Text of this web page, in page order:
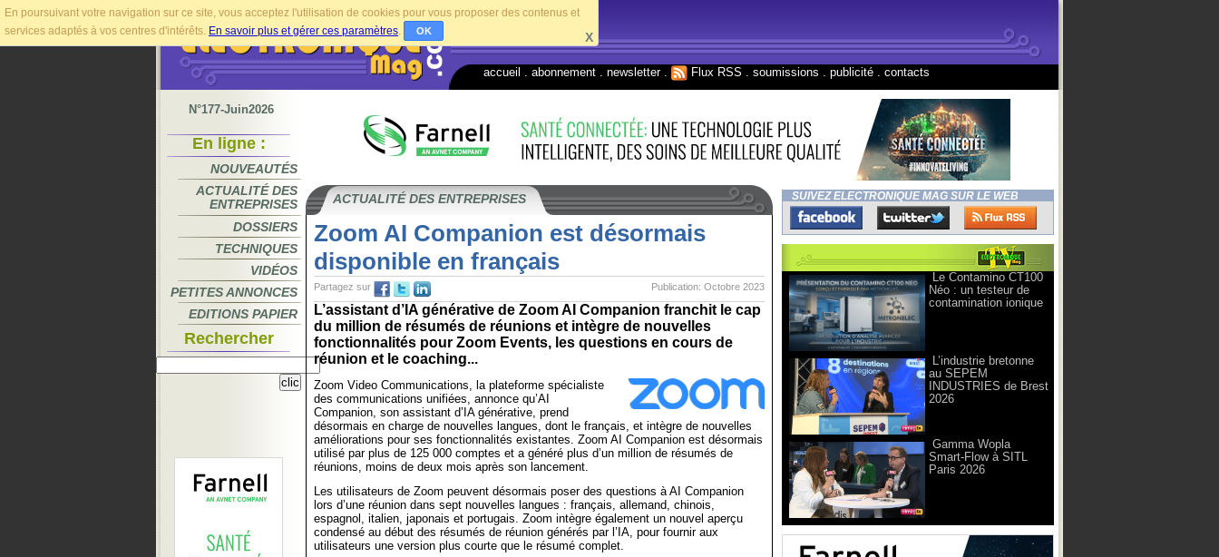
En poursuivant votre navigation sur ce site, vous acceptez l'utilisation de cookies pour vous proposer des contenus et
services adaptés à vos centres d'intérêts. En savoir plus et gérer ces paramètres. OK X
accueil abonnement newsletter. Flux RSS soumissions publicité contacts
N°177-Juin2026
En ligne :
NOUVEAUTÉS
ACTUALITÉ DES
ENTREPRISES
DOSSIERS
TECHNIQUES
VIDÉOS
PETITES ANNONCES
EDITIONS PAPIER
Rechercher
ACTUALITÉ DES ENTREPRISES
Zoom AI Companion est désormais
disponible en français
Publication: Octobre 2023
Partagez sur
L’assistant d’IA générative de Zoom AI Companion franchit le cap
du million de résumés de réunions et intègre de nouvelles
fonctionnalités pour Zoom Events, les questions en cours de
réunion et le coaching...
Zoom Video Communications, la plateforme spécialiste
des communications unifiées, annonce qu’AI
Companion, son assistant d’IA générative, prend
désormais en charge de nouvelles langues, dont le français, et intègre de nouvelles
améliorations pour ses fonctionnalités existantes. Zoom AI Companion est désormais
utilisé par plus de 125 000 comptes et a généré plus d’un million de résumés de
réunions, moins de deux mois après son lancement.
Les utilisateurs de Zoom peuvent désormais poser des questions à AI Companion
lors d’une réunion dans sept nouvelles langues : français, allemand, chinois,
espagnol, italien, japonais et portugais. Zoom intègre également un nouvel aperçu
condensé au début des résumés de réunion générés par l’IA, pour fournir aux
utilisateurs une version plus courte que le résumé complet.
SUIVEZ ELECTRONIQUE MAG SUR LE WEB
Le Contamino CT100
Néo : un testeur de
contamination ionique
L’industrie bretonne
au SEPEM
INDUSTRIES de Brest
2026
Gamma Wopla
Smart-Flow à SITL
Paris 2026